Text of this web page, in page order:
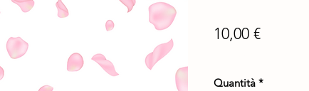
10,00 €Prezzo
Quantità *